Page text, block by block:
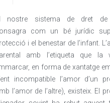
nostre sistema de dret de
com un bé jurídic
i el benestar de l’infant.
amb l’etiqueta que la
en forma de xantatge
incompatible l’amor d’un
l’amor de l’altre), existeix. El